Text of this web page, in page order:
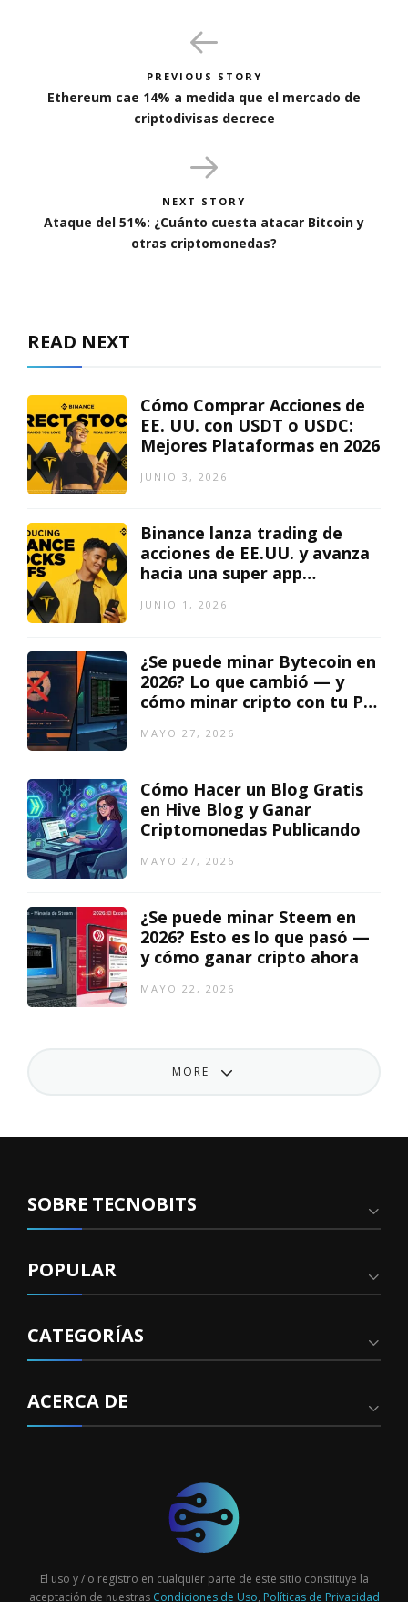
PREVIOUS STORY
Ethereum cae 14% a medida que el mercado de
criptodivisas decrece
NEXT STORY
Ataque del 51%: ¿Cuánto cuesta atacar Bitcoin y
otras criptomonedas?
READ NEXT
Cómo Comprar Acciones de
EE. UU. con USDT o USDC:
Mejores Plataformas en 2026
JUNIO 3, 2026
Binance lanza trading de
acciones de EE.UU. y avanza
hacia una super app
JUNIO 1, 2026
¿Se puede minar Bytecoin en
2026? Lo que cambió — y
cómo minar cripto con tu PC
MAYO 27, 2026
Cómo Hacer un Blog Gratis
en Hive Blog y Ganar
Criptomonedas Publicando
MAYO 27, 2026
¿Se puede minar Steem en
2026? Esto es lo que pasó —
y cómo ganar cripto ahora
MAYO 22, 2026
MORE
SOBRE TECNOBITS
POPULAR
CATEGORÍAS
ACERCA DE
El uso y / o registro en cualquier parte de este sitio constituye la
aceptación de nuestras Condiciones de Uso, Políticas de Privacidad